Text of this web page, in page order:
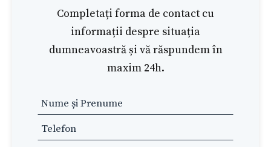
Completați forma de contact cu
informații despre situația
dumneavoastră și vă răspundem în
maxim 24h.
Leave
this
field